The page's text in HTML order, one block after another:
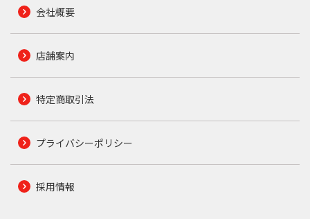
会社概要
店舗案内
特定商取引法
プライバシーポリシー
採用情報